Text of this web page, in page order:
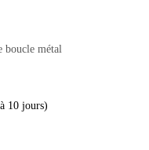
boucle métal
10 jours)